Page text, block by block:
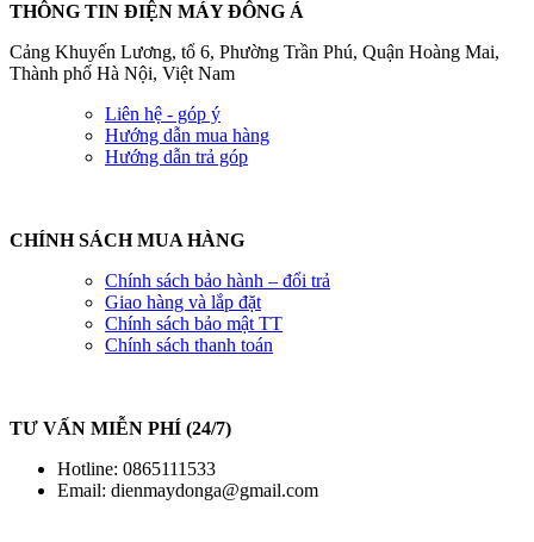
THÔNG TIN ĐIỆN MÁY ĐÔNG Á
Cảng Khuyến Lương, tổ 6, Phường Trần Phú, Quận Hoàng Mai,
Thành phố Hà Nội, Việt Nam
Liên hệ - góp ý
Hướng dẫn mua hàng
Hướng dẫn trả góp
CHÍNH SÁCH MUA HÀNG
Chính sách bảo hành – đổi trả
Giao hàng và lắp đặt
Chính sách bảo mật TT
Chính sách thanh toán
TƯ VẤN MIỄN PHÍ (24/7)
Hotline: 0865111533
Email: dienmaydonga@gmail.com